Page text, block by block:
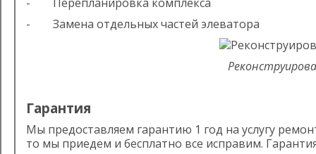
- Замена отдельных частей элеватора
Гарантия
Мы предоставляем гарантию 1 год на услугу
то мы приедем и бесплатно все исправим.